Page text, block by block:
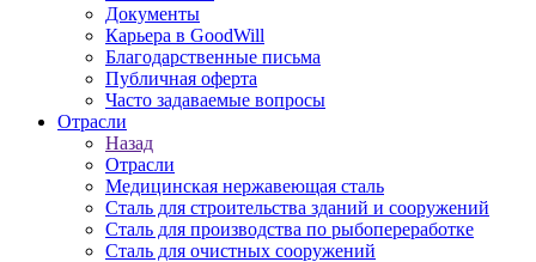
Документы
Карьера в GoodWill
Благодарственные письма
Публичная оферта
Часто задаваемые вопросы
Отрасли
Назад
Отрасли
Медицинcкая нержавеющая сталь
Сталь для строительства зданий и сооружений
Сталь для производства по рыбопереработке
Сталь для очистных сооружений